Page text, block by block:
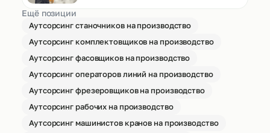
Ещё позиции
Аутсорсинг станочников на производство
Аутсорсинг комплектовщиков на производство
Аутсорсинг фасовщиков на производство
Аутсорсинг операторов линий на производство
Аутсорсинг фрезеровщиков на производство
Аутсорсинг рабочих на производство
Аутсорсинг машинистов кранов на производство